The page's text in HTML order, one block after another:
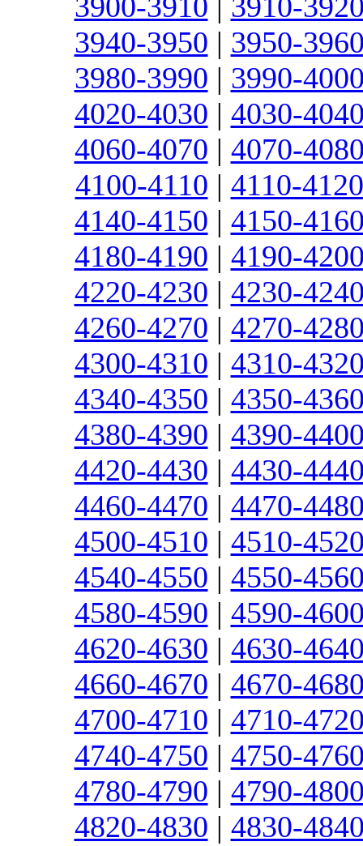
3940-3950 | 3950-
3980-3990 | 3990-
4020-4030 | 4030-
4060-4070 | 4070-
4100-4110 | 4110-4120
4140-4150 | 4150-
4180-4190 | 4190-
4220-4230 | 4230-
4260-4270 | 4270-
4300-4310 | 4310-
4340-4350 | 4350-
4380-4390 | 4390-
4420-4430 | 4430-
4460-4470 | 4470-
4500-4510 | 4510-
4540-4550 | 4550-
4580-4590 | 4590-
4620-4630 | 4630-
4660-4670 | 4670-
4700-4710 | 4710-
4740-4750 | 4750-
4780-4790 | 4790-
4820-4830 | 4830-